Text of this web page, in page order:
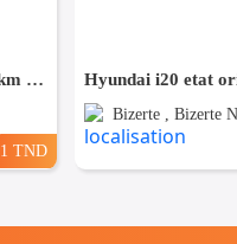
⛔️Mercedes🇩🇪GLC300e 2025 8000km 4matic⛔️ 🔁 on accepte l échange des voitures
1 TND
Hyundai i20 etat
Bizerte , Bizerte